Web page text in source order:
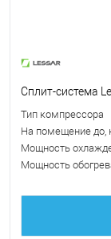
Сплит-система
Тип компрессора
На помещение до,
Мощность
Мощность